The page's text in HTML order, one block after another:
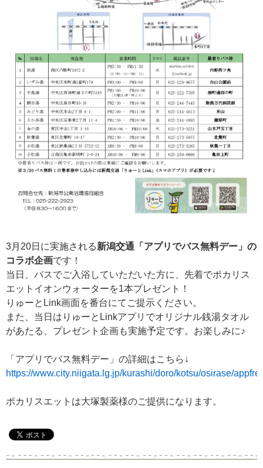
3月20日に実施される新潟交通「アプリでバス無料デー」の
コラボ企画です！
当日、バスでご入浴していただいた方に、先着でポカリス
エットイオンウォーターを1本プレゼント！
りゅーとLink画面を番台にてご提示ください。
また、当日はりゅーとLinkアプリでオリジナル銭湯タオル
があたる、プレゼント企画も実施予定です。お楽しみに♪
「アプリでバス無料デー」の詳細はこちら↓
https://www.city.niigata.lg.jp/kurashi/doro/kotsu/osirase/
ポカリスエットは大塚製薬様のご提供になります。